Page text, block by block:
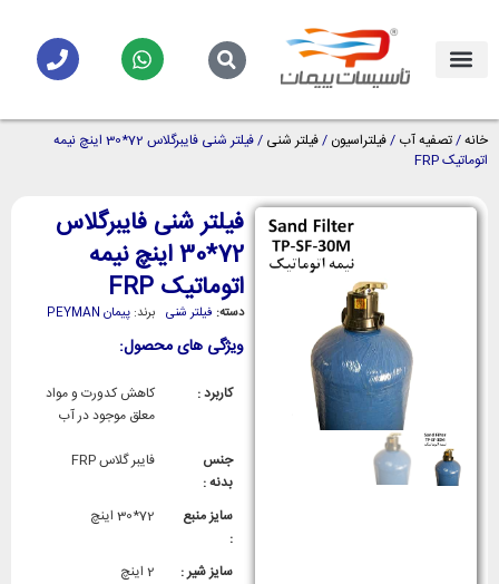
خانه/تصفیه آب /فیلتراسیون /فیلتر شنی
/ فیلتر شنی فایبرگلاس 72*30 اینچ نیمه
اتوماتیک FRP
فیلتر شنی فایبرگلاس
72*30 اینچ نیمه
اتوماتیک FRP
دسته: فیلتر شنی برند: پیمان PEYMAN
ویژگی های محصول:
کاربرد :
کاهش کدورت و مواد
معلق موجود در آب
جنس
بدنه :
فایبر گلاس FRP
سایز منبع
:
72*30 اینچ
سایز شیر :
2 اینچ